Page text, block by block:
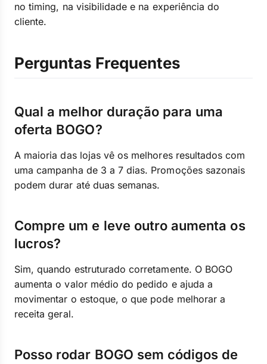
no timing, na visibilidade e na experiência do
cliente.
Perguntas Frequentes
Qual a melhor duração para uma
oferta BOGO?
A maioria das lojas vê os melhores resultados com
uma campanha de 3 a 7 dias. Promoções sazonais
podem durar até duas semanas.
Compre um e leve outro aumenta os
lucros?
Sim, quando estruturado corretamente. O BOGO
aumenta o valor médio do pedido e ajuda a
movimentar o estoque, o que pode melhorar a
receita geral.
Posso rodar BOGO sem códigos de